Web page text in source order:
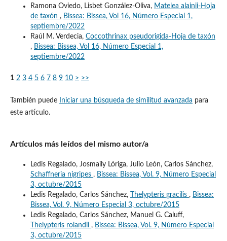
Ramona Oviedo, Lisbet González-Oliva, Matelea alainii-Hoja
de taxón , Bissea: Bissea, Vol 16, Número Especial 1,
septiembre/2022
Raúl M. Verdecia, Coccothrinax pseudorigida-Hoja de taxón
, Bissea: Bissea, Vol 16, Número Especial 1,
septiembre/2022
1 2 3 4 5 6 7 8 9 10 > >>
También puede Iniciar una búsqueda de similitud avanzada para
este artículo.
Artículos más leídos del mismo autor/a
Ledis Regalado, Josmaily Lóriga, Julio León, Carlos Sánchez,
Schaffneria nigripes , Bissea: Bissea, Vol. 9, Número Especial
3, octubre/2015
Ledis Regalado, Carlos Sánchez,
Thelypteris gracilis , Bissea:
Bissea, Vol. 9, Número Especial 3, octubre/2015
Ledis Regalado, Carlos Sánchez, Manuel G. Caluff,
Thelypteris rolandii , Bissea: Bissea, Vol. 9, Número Especial
3, octubre/2015